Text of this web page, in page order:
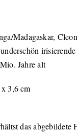
Madagaskar,
Jahre alt
3,6 cm
das abgebildete